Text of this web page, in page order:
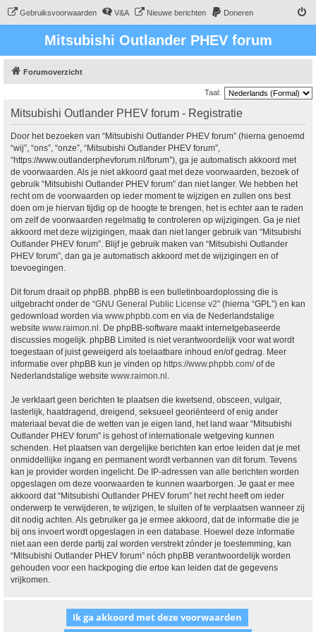
Gebruiksvoorwaarden V&A Nieuwe berichten Doneren
Mitsubishi Outlander PHEV forum
Forumoverzicht
Taal:
Mitsubishi Outlander PHEV forum - Registratie
Door het bezoeken van “Mitsubishi Outlander PHEV forum” (hierna genoemd
“wij”, “ons”, “onze”, “Mitsubishi Outlander PHEV forum”,
“https://www.outlanderphevforum.nl/forum”), ga je automatisch akkoord met
de voorwaarden. Als je niet akkoord gaat met deze voorwaarden, bezoek of
gebruik “Mitsubishi Outlander PHEV forum” dan niet langer. We hebben het
recht om de voorwaarden op ieder moment te wijzigen en zullen ons best
doen om je hiervan tijdig op de hoogte te brengen, het is echter aan te raden
om zelf de voorwaarden regelmatig te controleren op wijzigingen. Ga je niet
akkoord met deze wijzigingen, maak dan niet langer gebruik van “Mitsubishi
Outlander PHEV forum”. Blijf je gebruik maken van “Mitsubishi Outlander
PHEV forum”, dan ga je automatisch akkoord met de wijzigingen en of
toevoegingen.
Dit forum draait op phpBB. phpBB is een bulletinboardoplossing die is
uitgebracht onder de “GNU General Public License v2” (hierna “GPL”) en kan
gedownload worden via www.phpbb.com en via de Nederlandstalige
website www.raimon.nl . De phpBB-software maakt internetgebaseerde
discussies mogelijk. phpBB Limited is niet verantwoordelijk voor wat wordt
toegestaan of juist geweigerd als toelaatbare inhoud en/of gedrag. Meer
informatie over phpBB kun je vinden op https://www.phpbb.com/of de
Nederlandstalige website www.raimon.nl .
Je verklaart geen berichten te plaatsen die kwetsend, obsceen, vulgair,
lasterlijk, haatdragend, dreigend, seksueel georiënteerd of enig ander
materiaal bevat die de wetten van je eigen land, het land waar “Mitsubishi
Outlander PHEV forum” is gehost of internationale wetgeving kunnen
schenden. Het plaatsen van dergelijke berichten kan ertoe leiden dat je met
onmiddellijke ingang en permanent wordt verbannen van dit forum. Tevens
kan je provider worden ingelicht. De IP-adressen van alle berichten worden
opgeslagen om deze voorwaarden te kunnen waarborgen. Je gaat er mee
akkoord dat “Mitsubishi Outlander PHEV forum” het recht heeft om ieder
onderwerp te verwijderen, te wijzigen, te sluiten of te verplaatsen wanneer zij
dit nodig achten. Als gebruiker ga je ermee akkoord, dat de informatie die je
bij ons invoert wordt opgeslagen in een database. Hoewel deze informatie
niet aan een derde partij zal worden verstrekt zónder je toestemming, kan
“Mitsubishi Outlander PHEV forum” nóch phpBB verantwoordelijk worden
gehouden voor een hackpoging die ertoe kan leiden dat de gegevens
vrijkomen.